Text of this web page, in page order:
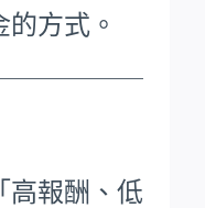
方式。
高報酬、低